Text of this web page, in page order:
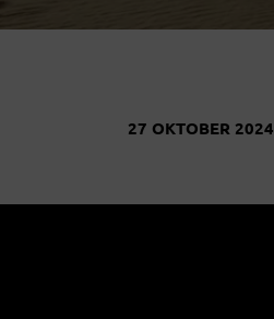
27 OKTOBER 2024